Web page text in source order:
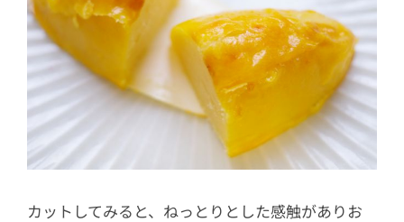
カットしてみると、ねっとりとした感触がありお